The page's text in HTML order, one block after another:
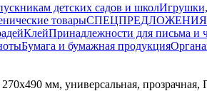
детских садов и школИгрушки,
товарыСПЕЦПРЕДЛОЖЕНИЯ
КлейПринадлежности для письма и
Бумага и бумажная продукция
мм, универсальная,